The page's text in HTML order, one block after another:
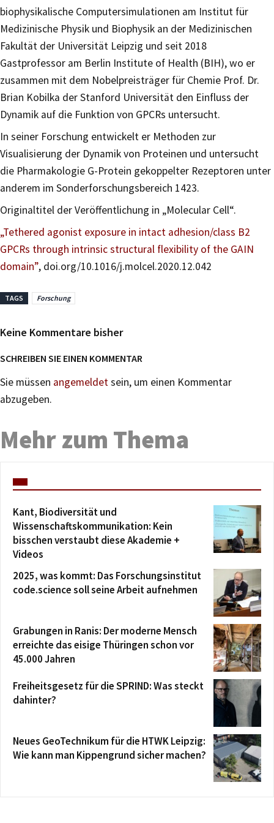
biophysikalische Computersimulationen am Institut für
Medizinische Physik und Biophysik an der Medizinischen
Fakultät der Universität Leipzig und seit 2018
Gastprofessor am Berlin Institute of Health (BIH), wo er
zusammen mit dem Nobelpreisträger für Chemie Prof. Dr.
Brian Kobilka der Stanford Universität den Einfluss der
Dynamik auf die Funktion von GPCRs untersucht.
In seiner Forschung entwickelt er Methoden zur
Visualisierung der Dynamik von Proteinen und untersucht
die Pharmakologie G-Protein gekoppelter Rezeptoren unter
anderem im Sonderforschungsbereich 1423.
Originaltitel der Veröffentlichung in „Molecular Cell“.
„Tethered agonist exposure in intact adhesion/class B2
GPCRs through intrinsic structural flexibility of the GAIN
domain”, doi.org/10.1016/j.molcel.2020.12.042
TAGS Forschung
Keine Kommentare bisher
SCHREIBEN SIE EINEN KOMMENTAR
Sie müssen angemeldetsein, um einen Kommentar
abzugeben.
Mehr zum Thema
Kant, Biodiversität und
Wissenschaftskommunikation: Kein
bisschen verstaubt diese Akademie +
Videos
2025, was kommt: Das Forschungsinstitut
code.science soll seine Arbeit aufnehmen
Grabungen in Ranis: Der moderne Mensch
erreichte das eisige Thüringen schon vor
45.000 Jahren
Freiheitsgesetz für die SPRIND: Was steckt
dahinter?
Neues GeoTechnikum für die HTWK Leipzig:
Wie kann man Kippengrund sicher machen?